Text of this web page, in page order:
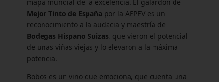
mapa mundial de la excelencia. El galardón de
Mejor Tinto de España por la AEPEV es un
reconocimiento a la audacia y maestría de
Bodegas Hispano Suizas, que vieron el potencial
de unas viñas viejas y lo elevaron a la máxima
potencia.
Bobos es un vino que emociona, que cuenta una